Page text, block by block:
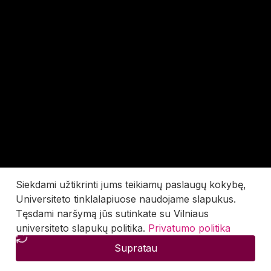
Siekdami užtikrinti jums teikiamų paslaugų kokybę,
Universiteto tinklalapiuose naudojame slapukus.
Tęsdami naršymą jūs sutinkate su Vilniaus
universiteto slapukų politika. Privatumo politika
Supratau